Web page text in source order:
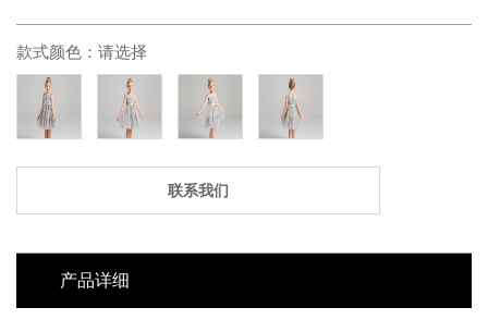
款式颜色： 请选择
联系我们
产品详细